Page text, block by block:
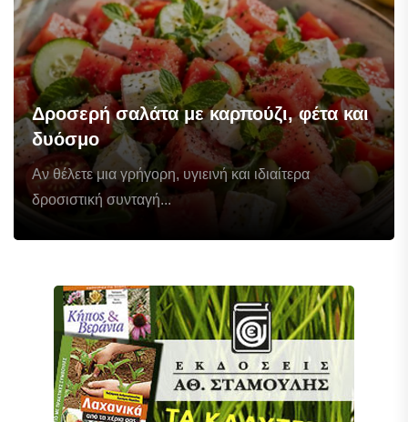
Δροσερή σαλάτα με καρπούζι, φέτα και
δυόσμο
Αν θέλετε μια γρήγορη, υγιεινή και ιδιαίτερα
δροσιστική συνταγή...